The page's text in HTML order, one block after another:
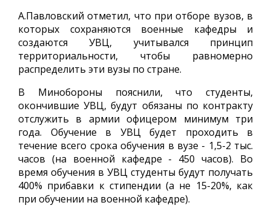
А.Павловский отметил, что при отборе вузов, в
которых сохраняются военные кафедры и
создаются УВЦ, учитывался принцип
территориальности, чтобы равномерно
распределить эти вузы по стране.
В Минобороны пояснили, что студенты,
окончившие УВЦ, будут обязаны по контракту
отслужить в армии офицером минимум три
года. Обучение в УВЦ будет проходить в
течение всего срока обучения в вузе - 1,5-2 тыс.
часов (на военной кафедре - 450 часов). Во
время обучения в УВЦ студенты будут получать
400% прибавки к стипендии (а не 15-20%, как
при обучении на военной кафедре).